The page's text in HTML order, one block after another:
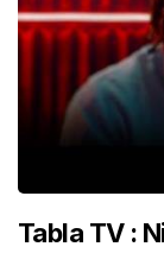
Tabla TV :